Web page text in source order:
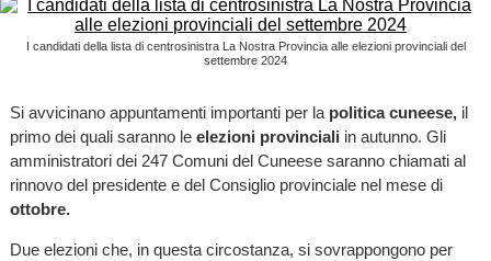
I candidati della lista di centrosinistra La Nostra Provincia alle elezioni provinciali del
settembre 2024
Si avvicinano appuntamenti importanti per la politica cuneese, il
primo dei quali saranno leelezioni provinciali in autunno. Gli
amministratori dei 247 Comuni del Cuneese saranno chiamati al
rinnovo del presidente e del Consiglio provinciale nel mese di
ottobre.
Due elezioni che, in questa circostanza, si sovrappongono per